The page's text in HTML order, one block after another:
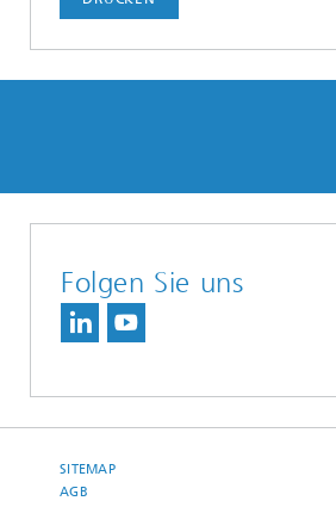
Folgen Sie uns
SITEMAP
AGB